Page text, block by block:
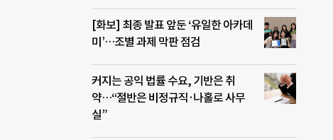
[화보] 최종 발표 앞둔 ‘유일한 아카데
미’…조별 과제 막판 점검
커지는 공익 법률 수요, 기반은 취
약…“절반은 비정규직·나홀로 사무
실”